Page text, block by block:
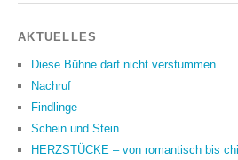
AKTUELLES
Diese Bühne darf nicht verstummen
Nachruf
Findlinge
Schein und Stein
HERZSTÜCKE – von romantisch bis